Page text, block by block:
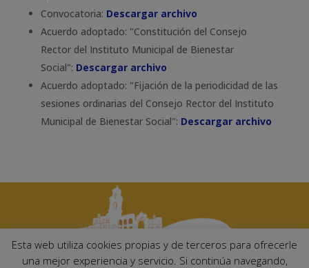
Convocatoria: Descargar archivo
Acuerdo adoptado: "Constitución del Consejo
Rector del Instituto Municipal de Bienestar
Social": Descargar archivo
Acuerdo adoptado: "Fijación de la periodicidad de las
sesiones ordinarias del Consejo Rector del Instituto
Municipal de Bienestar Social": Descargar archivo
Esta web utiliza cookies propias y de terceros para ofrecerle
una mejor experiencia y servicio. Si continúa navegando,